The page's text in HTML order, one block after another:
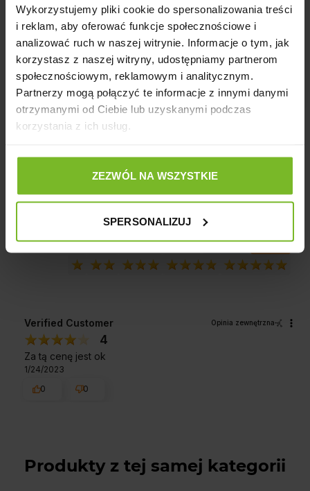
Wykorzystujemy pliki cookie do spersonalizowania treści
i reklam, aby oferować funkcje społecznościowe i
analizować ruch w naszej witrynie. Informacje o tym, jak
korzystasz z naszej witryny, udostępniamy partnerom
społecznościowym, reklamowym i analitycznym.
Partnerzy mogą połączyć te informacje z innymi danymi
otrzymanymi od Ciebie lub uzyskanymi podczas
korzystania z ich usług.
ZEZWÓL NA WSZYSTKIE
SPERSONALIZUJ
4.0
opinii klientów
z całego okresu
zebranych i zweryfikowanych przez
4 100%
3
2
1
Opinie klientów
Pytania i odpowiedzi (0)
Wyczyść Szukaj
Verified Customer Opinia zewnętrzna
4
Za tą cenę jest ok
1/24/2023
0
0
Produkty z tej samej kategorii